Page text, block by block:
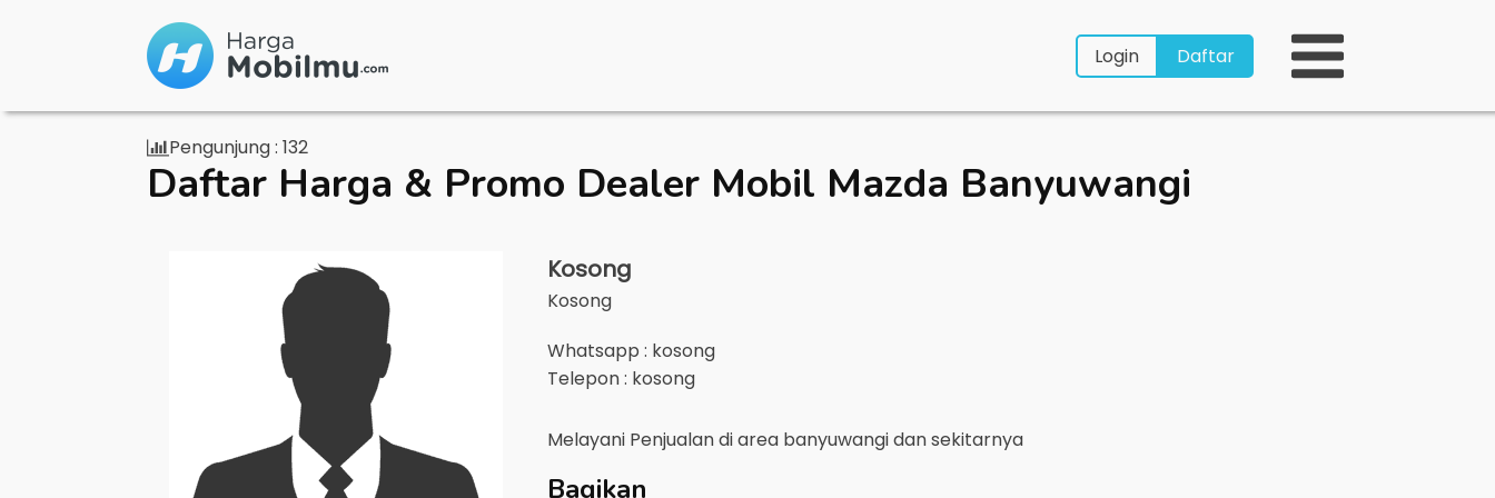
Login Daftar
Pengunjung : 132
Daftar Harga & Promo Dealer Mobil Mazda Banyuwangi
Kosong
Kosong
Whatsapp : kosong
Telepon : kosong
Melayani Penjualan di area banyuwangidan sekitarnya
Bagikan